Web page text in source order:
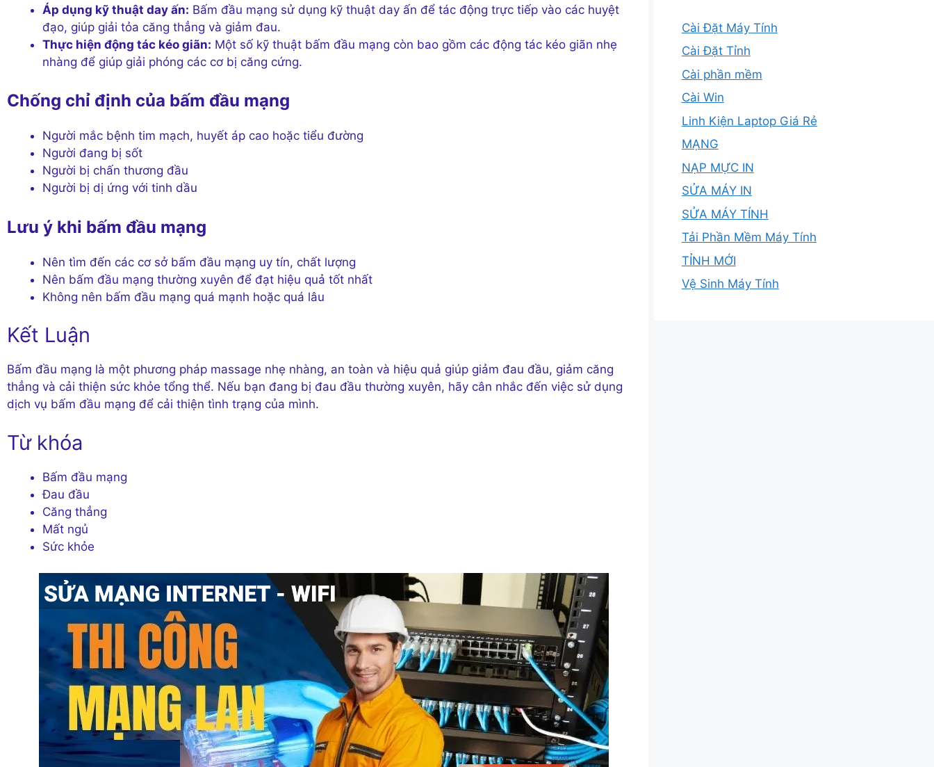
Áp dụng kỹ thuật day ấn: Bấm đầu mạng sử dụng kỹ thuật day ấn để tác động trực tiếp vào các huyệt
đạo, giúp giải tỏa căng thẳng và giảm đau.
Thực hiện động tác kéo giãn: Một số kỹ thuật bấm đầu mạng còn bao gồm các động tác kéo giãn nhẹ
nhàng để giúp giải phóng các cơ bị căng cứng.
Chống chỉ định của bấm đầu mạng
Người mắc bệnh tim mạch, huyết áp cao hoặc tiểu đường
Người đang bị sốt
Người bị chấn thương đầu
Người bị dị ứng với tinh dầu
Lưu ý khi bấm đầu mạng
Nên tìm đến các cơ sở bấm đầu mạng uy tín, chất lượng
Nên bấm đầu mạng thường xuyên để đạt hiệu quả tốt nhất
Không nên bấm đầu mạng quá mạnh hoặc quá lâu
Kết Luận
Bấm đầu mạng là một phương pháp massage nhẹ nhàng, an toàn và hiệu quả giúp giảm đau đầu, giảm căng
thẳng và cải thiện sức khỏe tổng thể. Nếu bạn đang bị đau đầu thường xuyên, hãy cân nhắc đến việc sử dụng
dịch vụ bấm đầu mạng để cải thiện tình trạng của mình.
Từ khóa
Bấm đầu mạng
Đau đầu
Căng thẳng
Mất ngủ
Sức khỏe
Cài Đặt Máy Tính
Cài Đặt Tỉnh
Cài phần mềm
Cài Win
Linh Kiện Laptop Giá Rẻ
MẠNG
NẠP MỰC IN
SỬA MÁY IN
SỬA MÁY TÍNH
Tải Phần Mềm Máy Tính
TỈNH MỚI
Vệ Sinh Máy Tính